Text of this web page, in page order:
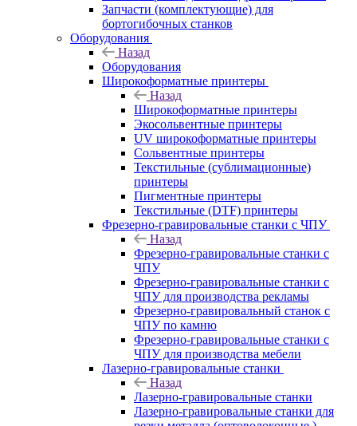
Запчасти (комплектующие) для
бортогибочных станков
Оборудования
Назад
Оборудования
Широкоформатные принтеры
Назад
Широкоформатные принтеры
Экосольвентные принтеры
UV широкоформатные принтеры
Сольвентные принтеры
Текстильные (сублимационные)
принтеры
Пигментные принтеры
Текстильные (DTF) принтеры
Фрезерно-гравировальные станки с ЧПУ
Назад
Фрезерно-гравировальные станки с
ЧПУ
Фрезерно-гравировальные станки с
ЧПУ для производства рекламы
Фрезерно-гравировальный станок с
ЧПУ по камню
Фрезерно-гравировальные станки с
ЧПУ для производства мебели
Лазерно-гравировальные станки
Назад
Лазерно-гравировальные станки
Лазерно-гравировальные станки для